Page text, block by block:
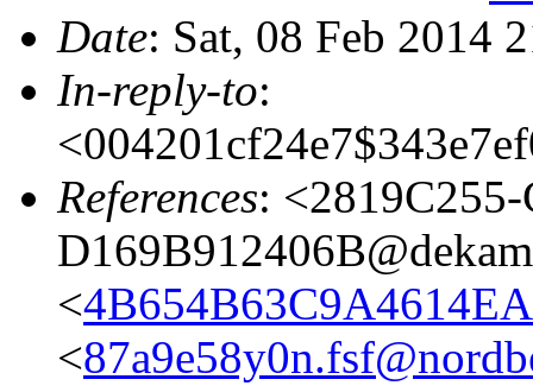
Date: Sat, 08 Feb 2014
In-reply-to:
References:
<
<